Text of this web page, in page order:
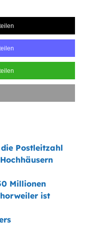
Postleitzahl
Millionen
ist